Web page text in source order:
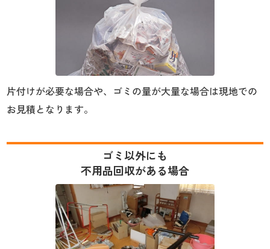
片付けが必要な場合や、ゴミの量が大量な場合は現地での
お見積となります。
ゴミ以外にも
不用品回収がある場合